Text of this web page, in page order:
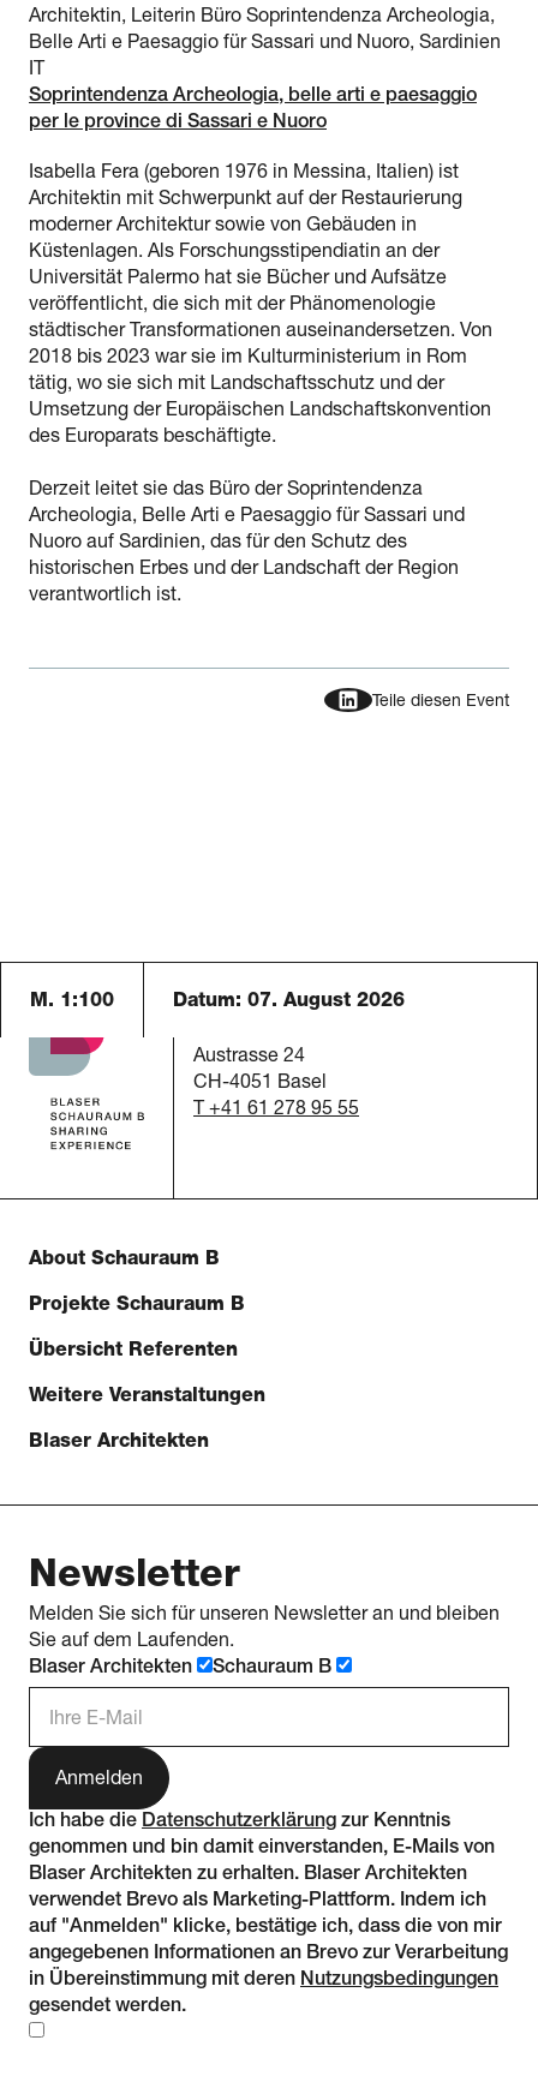
Architektin, Leiterin Büro Soprintendenza Archeologia,
Belle Arti e Paesaggio für Sassari und Nuoro, Sardinien
IT
Soprintendenza Archeologia, belle arti e paesaggio
per le province di Sassari e Nuoro
Isabella Fera (geboren 1976 in Messina, Italien) ist
Architektin mit Schwerpunkt auf der Restaurierung
moderner Architektur sowie von Gebäuden in
Küstenlagen. Als Forschungsstipendiatin an der
Universität Palermo hat sie Bücher und Aufsätze
veröffentlicht, die sich mit der Phänomenologie
städtischer Transformationen auseinandersetzen. Von
2018 bis 2023 war sie im Kulturministerium in Rom
tätig, wo sie sich mit Landschaftsschutz und der
Umsetzung der Europäischen Landschaftskonvention
des Europarats beschäftigte.
Derzeit leitet sie das Büro der Soprintendenza
Archeologia, Belle Arti e Paesaggio für Sassari und
Nuoro auf Sardinien, das für den Schutz des
historischen Erbes und der Landschaft der Region
verantwortlich ist.
Teile diesen Event
M. 1:100 Datum: 07. August 2026
Schauraum B
Austrasse 24
CH-4051 Basel
T +41 61 278 95 55
About Schauraum B
Projekte Schauraum B
Übersicht Referenten
Weitere Veranstaltungen
Blaser Architekten
Newsletter
Melden Sie sich für unseren Newsletter an und bleiben
Sie auf dem Laufenden.
Blaser Architekten
Schauraum B
Ich habe die Datenschutzerklärung zur Kenntnis
genommen und bin damit einverstanden, E-Mails von
Blaser Architekten zu erhalten. Blaser Architekten
verwendet Brevo als Marketing-Plattform. Indem ich
auf "Anmelden" klicke, bestätige ich, dass die von mir
angegebenen Informationen an Brevo zur Verarbeitung
in Übereinstimmung mit deren Nutzungsbedingungen
gesendet werden.